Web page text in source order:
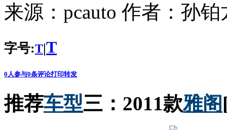
来源： pcauto 作者： 孙铂
字号:T|T
0 人参与0条评论打印转发
推荐车型三：2011款雅阁